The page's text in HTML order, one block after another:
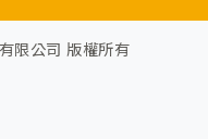
限公司 版權所有